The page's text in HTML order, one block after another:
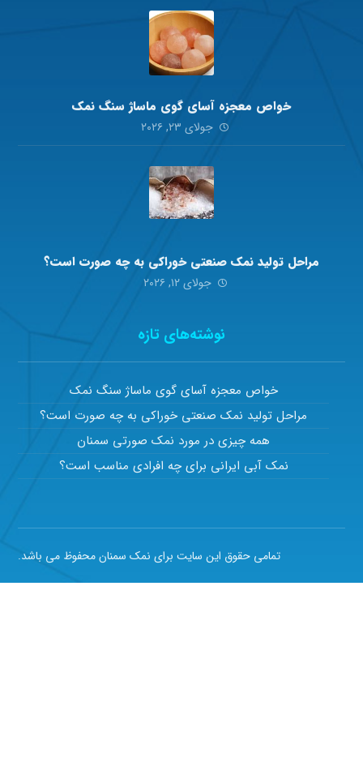
خواص معجزه آسای گوی ماساژ سنگ نمک
جولای ۲۳, ۲۰۲۶
مراحل تولید نمک صنعتی خوراکی به چه صورت است؟
جولای ۱۲, ۲۰۲۶
نوشته‌های تازه
خواص معجزه آسای گوی ماساژ سنگ نمک
مراحل تولید نمک صنعتی خوراکی به چه صورت است؟
همه چیزی در مورد نمک صورتی سمنان
نمک آبی ایرانی برای چه افرادی مناسب است؟
تمامی حقوق این سایت برای نمک سمنان محفوظ می باشد.